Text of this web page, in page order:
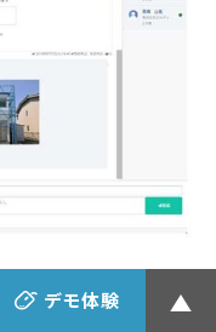
デモ体験